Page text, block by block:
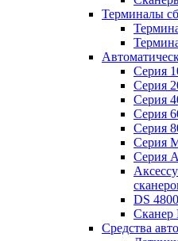
Терминалы
Серия
Серия
Серия
Серия
Серия
Серия
Серия
DS 4800
Сканер
Средства